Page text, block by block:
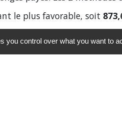
le plus favorable, soit
you control over what you want to